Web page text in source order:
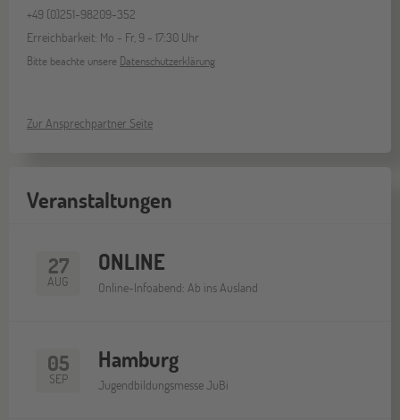
+49 (0)251-98209-352
Erreichbarkeit: Mo - Fr, 9 - 17:30 Uhr
Bitte beachte unsere Datenschutzerklärung
Zur Ansprechpartner Seite
Veranstaltungen
27
AUG
ONLINE
Online-Infoabend: Ab ins Ausland
05
SEP
Hamburg
Jugendbildungsmesse JuBi